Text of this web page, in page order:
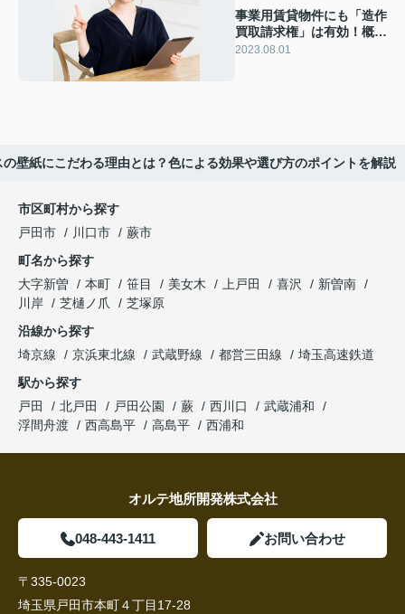
事業用賃貸物件にも「造作
買取請求権」は有効！概要
や特約などを解説
2023.08.01
の壁紙にこだわる理由とは？色による効果や選び方のポイントを解説
市区町村から探す
戸田市
川口市
蕨市
町名から探す
大字新曽
本町 笹目 美女木 上戸田 喜沢
新曽南
川岸
芝樋ノ爪
芝塚原
沿線から探す
埼京線
京浜東北線 武蔵野線 都営三田線
埼玉高速鉄道
駅から探す
戸田
北戸田 戸田公園 蕨 西川口
武蔵浦和
浮間舟渡
西高島平 高島平 西浦和
オルテ地所開発株式会社
048-443-1411 お問い合わせ
〒335-0023
埼玉県戸田市本町４丁目17-28